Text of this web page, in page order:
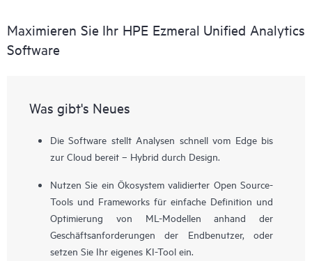
Maximieren Sie Ihr HPE Ezmeral Unified Analytics
Software
Was gibt's Neues
Die Software stellt Analysen schnell vom Edge bis
zur Cloud bereit – Hybrid durch Design.
Nutzen Sie ein Ökosystem validierter Open Source-
Tools und Frameworks für einfache Definition und
Optimierung von ML-Modellen anhand der
Geschäftsanforderungen der Endbenutzer, oder
setzen Sie Ihr eigenes KI-Tool ein.